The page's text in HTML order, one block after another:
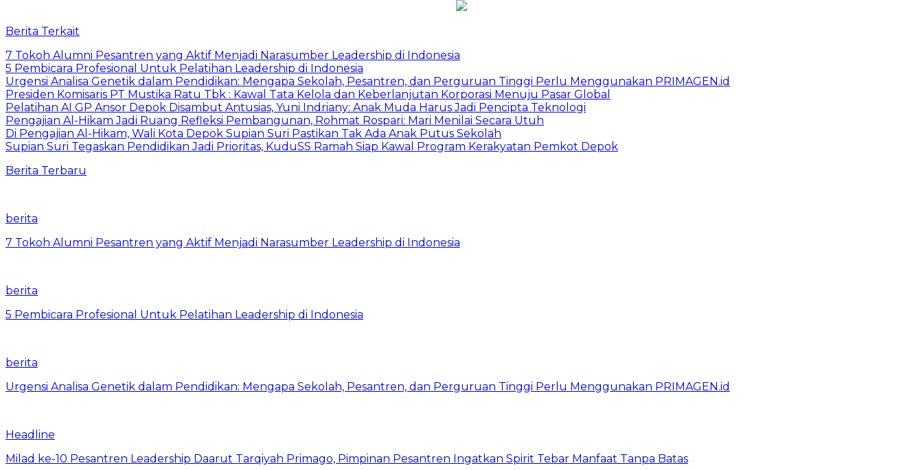
Berita Terkait
7 Tokoh Alumni Pesantren yang Aktif Menjadi Narasumber Leadership di Indonesia
5 Pembicara Profesional Untuk Pelatihan Leadership di Indonesia
Urgensi Analisa Genetik dalam Pendidikan: Mengapa Sekolah, Pesantren, dan Perguruan Tinggi Perlu Menggunakan PRIMAGEN.id
Presiden Komisaris PT Mustika Ratu Tbk : Kawal Tata Kelola dan Keberlanjutan Korporasi Menuju Pasar Global
Pelatihan AI GP Ansor Depok Disambut Antusias, Yuni Indriany: Anak Muda Harus Jadi Pencipta Teknologi
Pengajian Al-Hikam Jadi Ruang Refleksi Pembangunan, Rohmat Rospari: Mari Menilai Secara Utuh
Di Pengajian Al-Hikam, Wali Kota Depok Supian Suri Pastikan Tak Ada Anak Putus Sekolah
Supian Suri Tegaskan Pendidikan Jadi Prioritas, KuduSS Ramah Siap Kawal Program Kerakyatan Pemkot Depok
Berita Terbaru
berita
7 Tokoh Alumni Pesantren yang Aktif Menjadi Narasumber Leadership di Indonesia
berita
5 Pembicara Profesional Untuk Pelatihan Leadership di Indonesia
berita
Urgensi Analisa Genetik dalam Pendidikan: Mengapa Sekolah, Pesantren, dan Perguruan Tinggi Perlu Menggunakan PRIMAGEN.id
Headline
Milad ke-10 Pesantren Leadership Daarut Tarqiyah Primago, Pimpinan Pesantren Ingatkan Spirit Tebar Manfaat Tanpa Batas